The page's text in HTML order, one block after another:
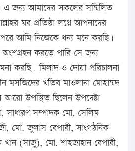
এ জন্য আমাদের সকলের সম্মিলিত
ঘর প্রতিষ্ঠা লগ্নে আপনাদের
আমি নিজেকে ধন্য মনে করছি।
করতে পারি সে জন্য
করছি। মিলাদ ও দোয়া পরিচালনা
মসজিদের খতিব মাওলানা মোহাম্মদ
উপস্থিত ছিলেন উপদেষ্টা
সাধারণ সম্পাদক মো. সেলিম
মো. জুলাস বেপারী, সাংগঠনিক
(সাজু), মো. শাহজাহান বেপারী,